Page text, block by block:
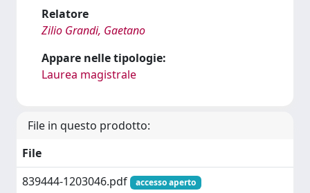
Relatore
Zilio Grandi, Gaetano
Appare nelle tipologie:
Laurea magistrale
File in questo prodotto:
File
839444-1203046.pdf
accesso aperto